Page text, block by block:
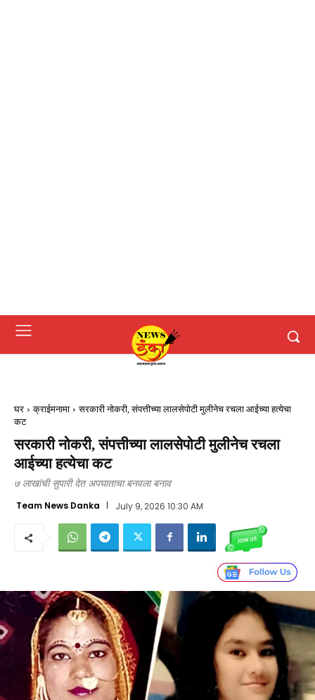
घर क्राईमनामा
सरकारी नोकरी, संपत्तीच्या लालसेपोटी मुलीनेच रचला आईच्या हत्येचा
कट
सरकारी नोकरी, संपत्तीच्या लालसेपोटी मुलीनेच रचला
आईच्या हत्येचा कट
७ लाखांची सुपारी देत अपघाताचा बनवला बनाव
Team News Danka July 9, 2026 10:30 AM